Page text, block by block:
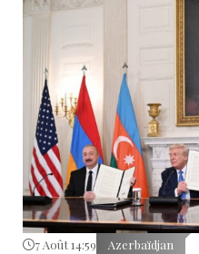
7 Août 14:59 Azerbaïdjan